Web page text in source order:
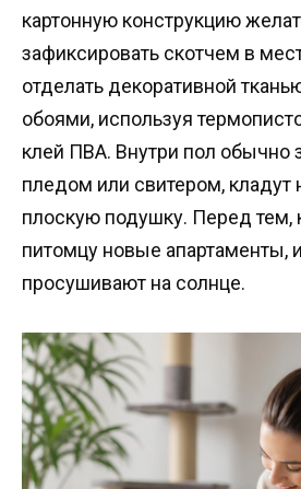
картонную конструкцию
зафиксировать скотчем в
отделать декоративной
обоями, используя
клей ПВА. Внутри пол обычно
пледом или свитером,
плоскую подушку. Перед тем,
питомцу новые апартаменты,
просушивают на солнце.